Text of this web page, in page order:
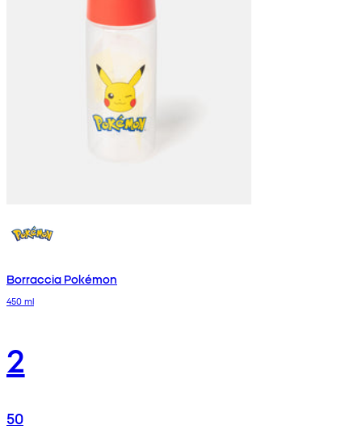
Borraccia Pokémon
450 ml
2
50